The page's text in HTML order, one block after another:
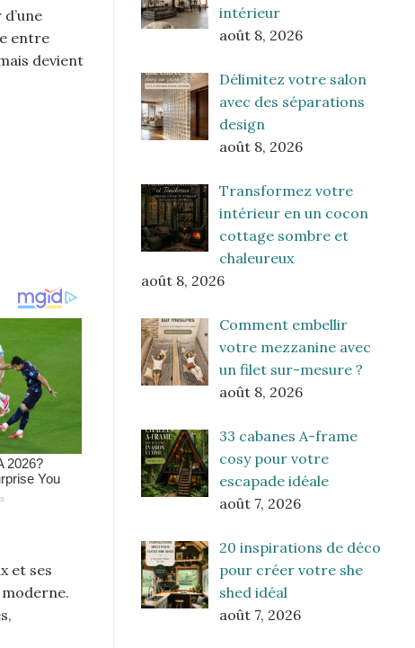
entre
devient
et ses
intérieur
août 8, 2026
Délimitez votre salon
avec des séparations
design
août 8, 2026
Transformez votre
intérieur en un cocon
cottage sombre et
chaleureux
août 8, 2026
Comment embellir
votre mezzanine avec
un filet sur-mesure ?
août 8, 2026
33 cabanes A-frame
cosy pour votre
escapade idéale
août 7, 2026
20 inspirations de déco
pour créer votre she
shed idéal
août 7, 2026